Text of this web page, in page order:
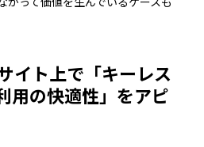
イト上で「キーレス
用の快適性」をアピ